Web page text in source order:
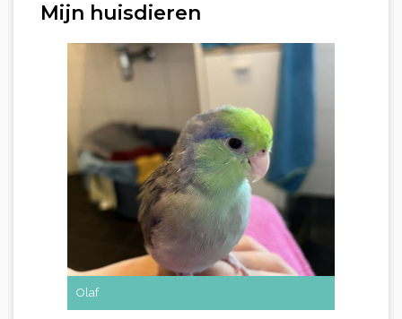
Mijn huisdieren
Olaf